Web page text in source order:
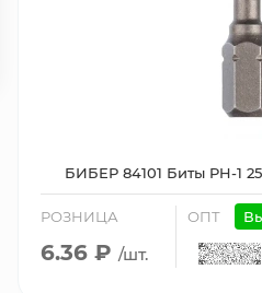
БИБЕР 84101 Биты PH-1
РОЗНИЦА
6.36 ₽ /шт.
ОПТ